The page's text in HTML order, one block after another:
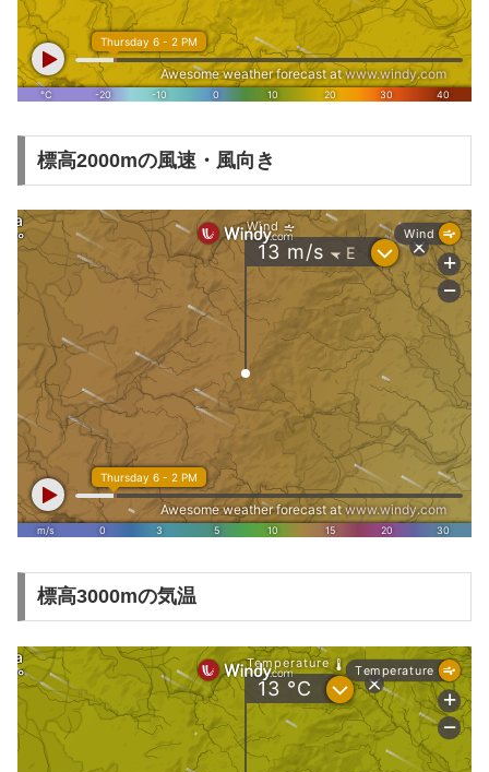
標高2000mの風速・風向き
標高3000mの気温